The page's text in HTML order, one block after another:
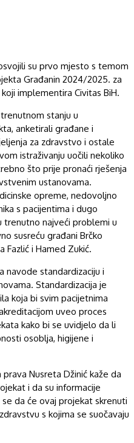
su prvo mjesto s temom
Građanin 2024/2025. za
implementira Civitas BiH.
stanju u
anketirali građane i
za zdravstvo i ostale
istraživanju uočili nekoliko
što prije pronaći rješenja
ustanovama.
opreme, nedovoljno
s pacijentima i dugo
trenutno najveći problemi u
susreću građani Brčko
Fazlić i Hamed Zukić.
navode standardizaciju i
Standardizacija je
koja bi svim pacijetnima
uveo proces
kako bi se uvidjelo da li
osoblja, higijene i
Nusreta Džinić kaže da
i da su informacije
da će ovaj projekat skrenuti
s kojima se suočavaju